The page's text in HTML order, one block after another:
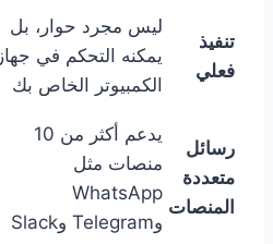
تنفيذ
فعلي
ليس مجرد حوار، بل
يمكنه التحكم في جهاز
الكمبيوتر الخاص بك
رسائل
متعددة
المنصات
يدعم أكثر من 10
منصات مثل
WhatsApp
وTelegram وSlack